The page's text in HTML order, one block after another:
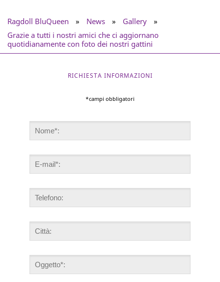
Ragdoll BluQueen » News » Gallery
»
Grazie a tutti i nostri amici che ci aggiornano
quotidianamente con foto dei nostri gattini
RICHIESTA INFORMAZIONI
*campi obbligatori